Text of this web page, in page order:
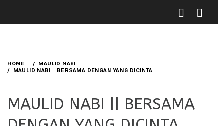
content
HOME
MAULID NABI
MAULID NABI || BERSAMA DENGAN YANG DICINTA
MAULID NABI || BERSAMA